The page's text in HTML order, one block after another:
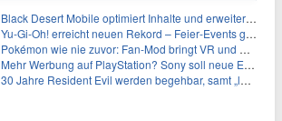
Black Desert Mobile optimiert Inhalte und erweitert Treasure Access
Yu‑Gi‑Oh! erreicht neuen Rekord – Feier‑Events gestartet
Pokémon wie nie zuvor: Fan-Mod bringt VR und Ego-Perspektive nach Kanto
Mehr Werbung auf PlayStation? Sony soll neue Einnahmequellen prüfen
30 Jahre Resident Evil werden begehbar, samt „lebensgroßem Leon“